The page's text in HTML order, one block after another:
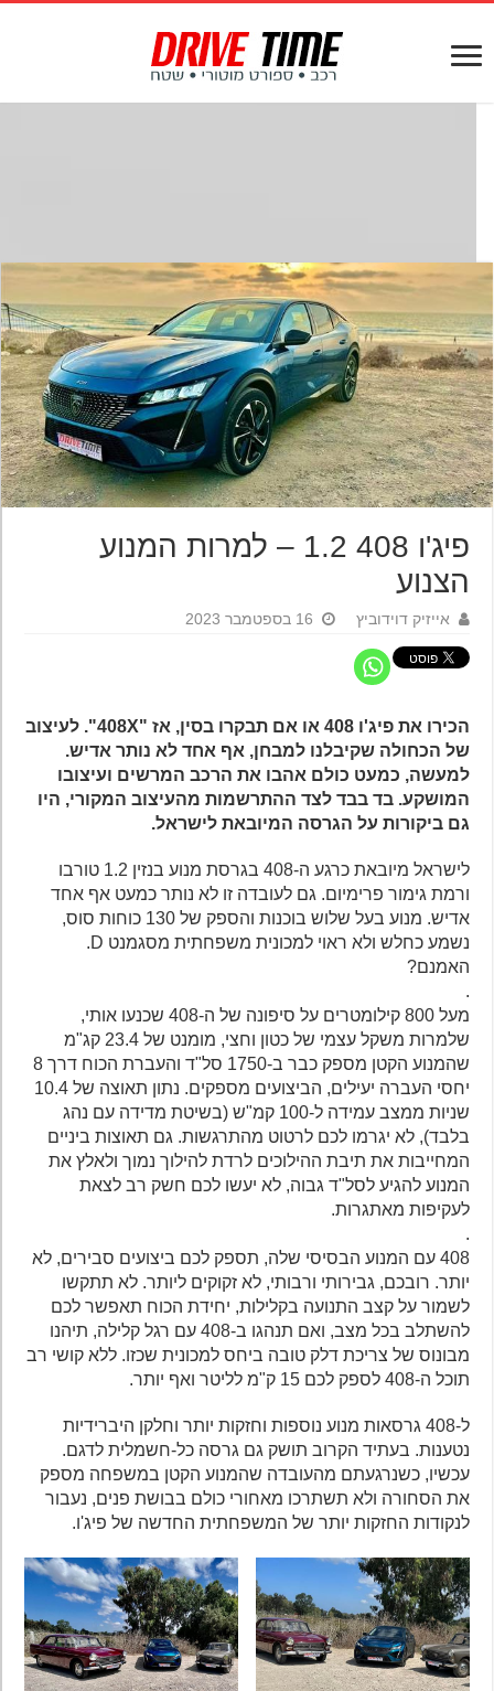
פיג'ו 408 1.2 – למרות המנוע
הצנוע
אייזיק דוידוביץ 16 בספטמבר 2023
הכירו את פיג'ו 408 או אם תבקרו בסין, אז "408X". לעיצוב
של הכחולה שקיבלנו למבחן, אף אחד לא נותר אדיש.
למעשה, כמעט כולם אהבו את הרכב המרשים ועיצובו
המושקע. בד בבד לצד ההתרשמות מהעיצוב המקורי, היו
גם ביקורות על הגרסה המיובאת לישראל.
לישראל מיובאת כרגע ה-408 בגרסת מנוע בנזין 1.2 טורבו
ורמת גימור פרימיום. גם לעובדה זו לא נותר כמעט אף אחד
אדיש. מנוע בעל שלוש בוכנות והספק של 130 כוחות סוס,
האמנם?
מעל 800 קילומטרים על סיפונה של ה-408 שכנעו אותי,
שלמרות משקל עצמי של כטון וחצי, מומנט של 23.4 קג"מ
שהמנוע הקטן מספק כבר ב-1750 סל"ד והעברת הכוח דרך 8
יחסי העברה יעילים, הביצועים מספקים. נתון תאוצה של 10.4
שניות ממצב עמידה ל-100 קמ"ש (בשיטת מדידה עם נהג
בלבד), לא יגרמו לכם לרטוט מהתרגשות. גם תאוצות ביניים
המחייבות את תיבת ההילוכים לרדת להילוך נמוך ולאלץ את
המנוע להגיע לסל"ד גבוה, לא יעשו לכם חשק רב לצאת
לעקיפות מאתגרות.
408 עם המנוע הבסיסי שלה, תספק לכם ביצועים סבירים, לא
יותר. רובכם, גבירותי ורבותי, לא זקוקים ליותר. לא תתקשו
לשמור על קצב התנועה בקלילות, יחידת הכוח תאפשר לכם
להשתלב בכל מצב, ואם תנהגו ב-408 עם רגל קלילה, תיהנו
מבונוס של צריכת דלק טובה ביחס למכונית שכזו. ללא קושי רב
תוכל ה-408 לספק לכם 15 ק"מ לליטר ואף יותר.
ל-408 גרסאות מנוע נוספות וחזקות יותר וחלקן היברידיות
נטענות. בעתיד הקרוב תושק גם גרסה כל-חשמלית לדגם.
עכשיו, כשנרגעתם מהעובדה שהמנוע הקטן במשפחה מספק
את הסחורה ולא תשתרכו מאחורי כולם בבושת פנים, נעבור
לנקודות החזקות יותר של המשפחתית החדשה של פיג'ו.